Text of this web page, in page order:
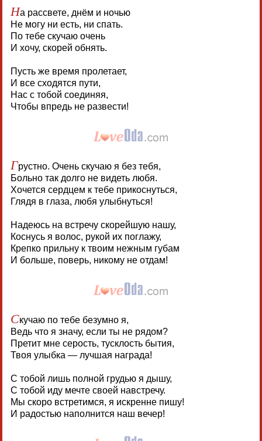
На рассвете, днём и ночью
Не могу ни есть, ни спать.
По тебе скучаю очень
И хочу, скорей обнять.
Пусть же время пролетает,
И все сходятся пути,
Нас с тобой соединяя,
Чтобы впредь не развести!
Грустно. Очень скучаю я без тебя,
Больно так долго не видеть любя.
Хочется сердцем к тебе прикоснуться,
Глядя в глаза, любя улыбнуться!
Надеюсь на встречу скорейшую нашу,
Коснусь я волос, рукой их поглажу,
Крепко прильну к твоим нежным губам
И больше, поверь, никому не отдам!
Скучаю по тебе безумно я,
Ведь что я значу, если ты не рядом?
Претит мне серость, тусклость бытия,
Твоя улыбка — лучшая награда!
С тобой лишь полной грудью я дышу,
С тобой иду мечте своей навстречу.
Мы скоро встретимся, я искренне пишу!
И радостью наполнится наш вечер!